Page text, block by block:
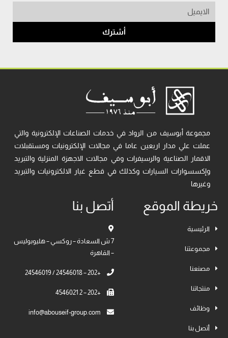
أشترك
مجموعة أبوسيف من الرواد في خدمات الصناعات الإلكترونية والتي
عملت علي مدار اربعين عاما في مجالات الإلكترونيات ومستقبلات
الاقمار الصناعية والرسيفرات وفي مجالات الاجهزة المنزلية والتبريد
وإكسسوارات السيارات وكذلك في قطع غيار الالكترونيات والتبريد
وغيرها
خريطة الموقع
الرئيسية
مجموعتنا
مصنعنا
منتجاتنا
وظائف
أتصل بنا
أتصل بنا
7 ش السعادة – روكسي – هليوبوليس
– القاهرة
+202 – 24546018 / 24546019
+202 – 2 4546021
info@abouseif-group.com